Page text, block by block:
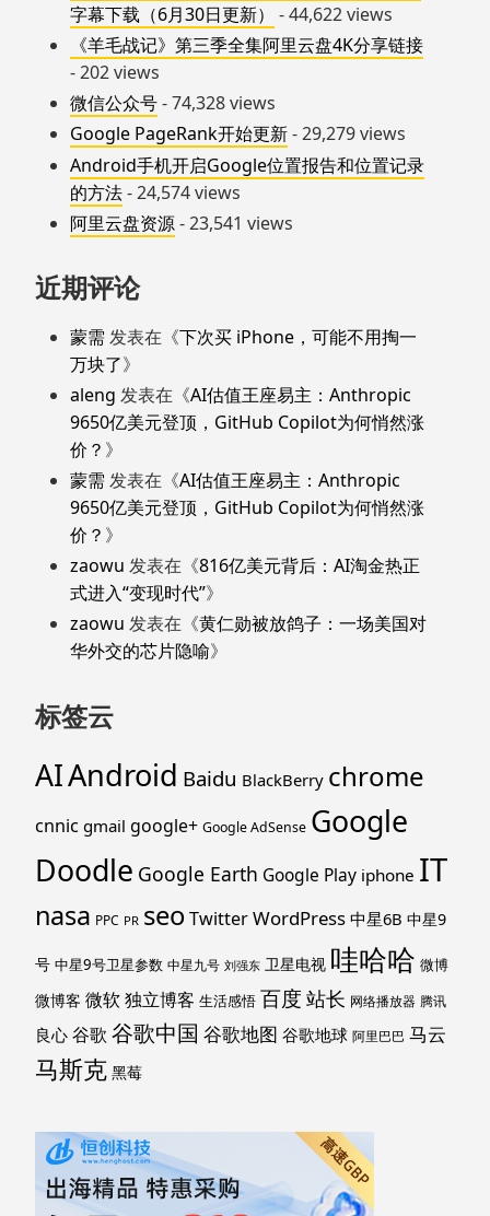
字幕下载（6月30日更新）
- 44,622 views
《羊毛战记》第三季全集阿里云盘4K分享链接
- 202 views
微信公众号- 74,328 views
Google PageRank开始更新- 29,279 views
Android手机开启Google位置报告和位置记录
的方法- 24,574 views
阿里云盘资源- 23,541 views
近期评论
蒙需 发表在《下次买 iPhone，可能不用掏一
万块了》
aleng 发表在《AI估值王座易主：Anthropic
9650亿美元登顶，GitHub Copilot为何悄然涨
价？ 》
蒙需 发表在《AI估值王座易主：Anthropic
9650亿美元登顶，GitHub Copilot为何悄然涨
价？ 》
zaowu 发表在《816亿美元背后：AI淘金热正
式进入“变现时代”》
zaowu 发表在《黄仁勋被放鸽子：一场美国对
华外交的芯片隐喻》
标签云
AIAndroid Baidu BlackBerry chrome
cnnic gmail google+ Google AdSense Google
Doodle Google Earth Google Play iphone IT
nasa PPC PR seoTwitterWordPress 中星6B 中星9
号 中星9号卫星参数 中星九号 刘强东 卫星电视 哇哈哈 微博
微博客 微软独立博客 生活感悟 百度 站长 网络播放器 腾讯
良心 谷歌 谷歌中国 谷歌地图 谷歌地球 阿里巴巴 马云
马斯克 黑莓